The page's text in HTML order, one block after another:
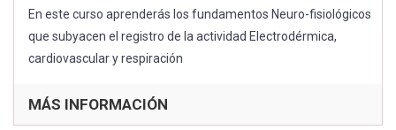
En este curso aprenderás los fundamentos Neuro-fisiológicos
que subyacen el registro de la actividad Electrodérmica,
cardiovascular y respiración
MÁS INFORMACIÓN